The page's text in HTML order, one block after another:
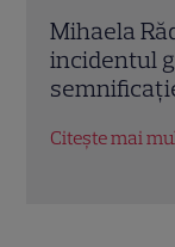
Ce a
despre
important